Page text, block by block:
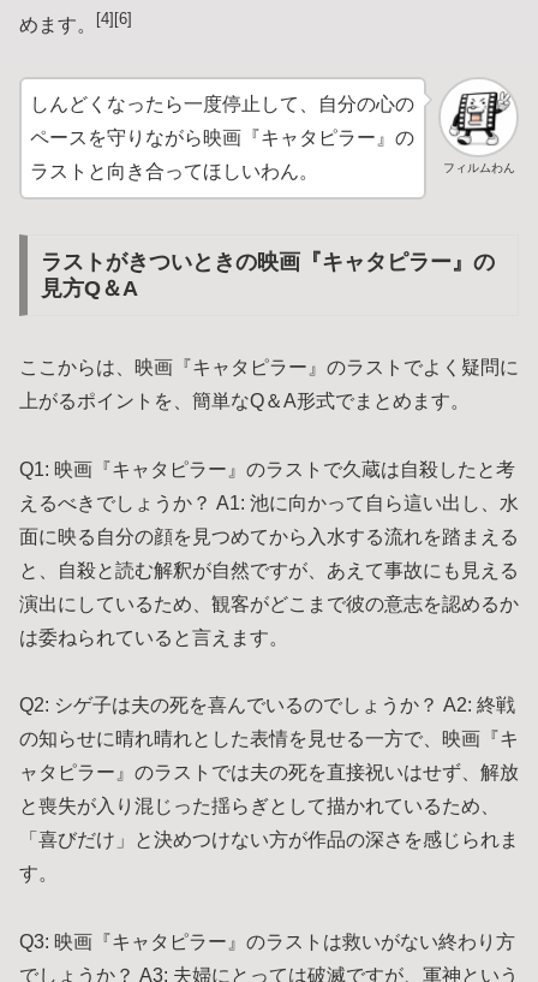
めます。
[4][6]
フィルムわん
しんどくなったら一度停止して、自分の心の
ペースを守りながら映画『キャタピラー』の
ラストと向き合ってほしいわん。
ラストがきついときの映画『キャタピラー』の
見方Q＆A
ここからは、映画『キャタピラー』のラストでよく疑問に
上がるポイントを、簡単なQ＆A形式でまとめます。
Q1: 映画『キャタピラー』のラストで久蔵は自殺したと考
えるべきでしょうか？ A1: 池に向かって自ら這い出し、水
面に映る自分の顔を見つめてから入水する流れを踏まえる
と、自殺と読む解釈が自然ですが、あえて事故にも見える
演出にしているため、観客がどこまで彼の意志を認めるか
は委ねられていると言えます。
Q2: シゲ子は夫の死を喜んでいるのでしょうか？ A2: 終戦
の知らせに晴れ晴れとした表情を見せる一方で、映画『キ
ャタピラー』のラストでは夫の死を直接祝いはせず、解放
と喪失が入り混じった揺らぎとして描かれているため、
「喜びだけ」と決めつけない方が作品の深さを感じられま
す。
Q3: 映画『キャタピラー』のラストは救いがない終わり方
でしょうか？ A3: 夫婦にとっては破滅ですが、軍神という